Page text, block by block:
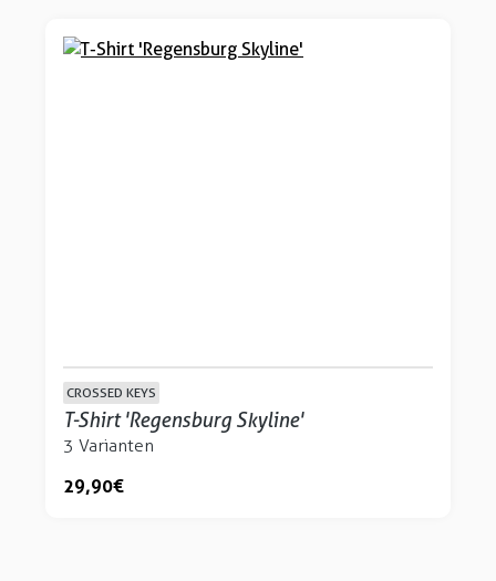
CROSSED KEYS
T-Shirt 'Regensburg Skyline'
3 Varianten
29,90 €